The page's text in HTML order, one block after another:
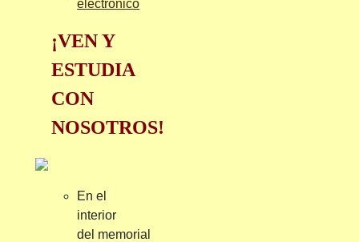
¡VEN Y
ESTUDIA
CON
NOSOTROS!
En el
interior
del memorial